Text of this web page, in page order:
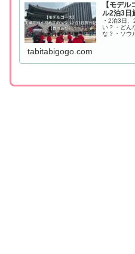
【モデ
ル2泊3日
・2泊3日
い？・どん
な？・ソウ
はないの
tabitabigogo.com